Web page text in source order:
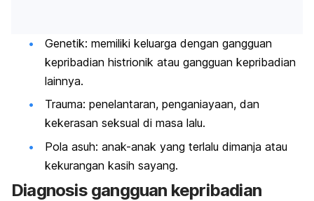
Genetik: memiliki keluarga dengan gangguan
kepribadian histrionik atau gangguan kepribadian
lainnya.
Trauma: penelantaran, penganiayaan, dan
kekerasan seksual di masa lalu.
Pola asuh: anak-anak yang terlalu dimanja atau
kekurangan kasih sayang.
Diagnosis gangguan kepribadian